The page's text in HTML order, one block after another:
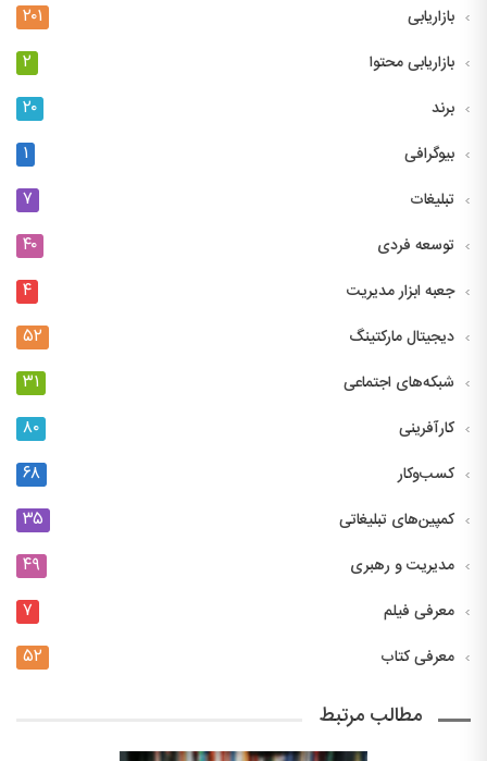
بازاریابی ۲۰۱
بازاریابی محتوا ۲
برند ۲۰
بیوگرافی ۱
تبلیغات ۷
توسعه فردی ۴۰
جعبه ابزار مدیریت ۴
دیجیتال مارکتینگ ۵۲
شبکه‌های اجتماعی ۳۱
کارآفرینی ۸۰
کسب‌وکار ۶۸
کمپین‌های تبلیغاتی ۳۵
مدیریت و رهبری ۴۹
معرفی فیلم ۷
معرفی کتاب ۵۲
مطالب مرتبط